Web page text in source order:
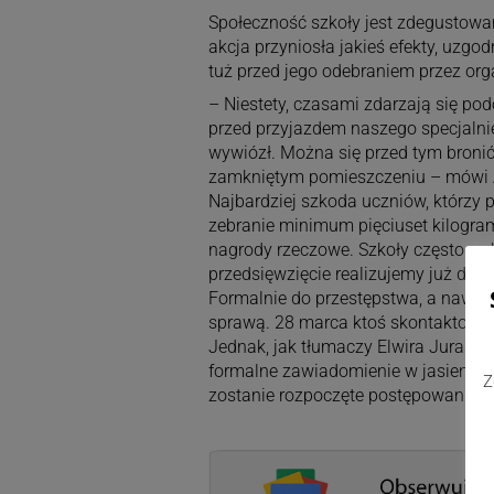
Społeczność szkoły jest
akcja przyniosła jakieś efekty,
tuż przed jego odebraniem przez
– Niestety, czasami zdarzają się
przed przyjazdem naszego
wywiózł. Można się przed tym
zamkniętym pomieszczeniu – mówi
Najbardziej szkoda uczniów, którzy
zebranie minimum pięciuset
nagrody rzeczowe. Szkoły często
przedsięwzięcie realizujemy już
Formalnie do przestępstwa, a
sprawą. 28 marca ktoś
Jednak, jak tłumaczy Elwira Jurasz,
formalne zawiadomienie w
zostanie rozpoczęte postępowanie